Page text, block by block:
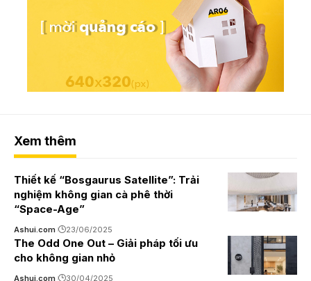
Xem thêm
Thiết kế “Bosgaurus Satellite”: Trải
nghiệm không gian cà phê thời
“Space-Age”
Ashui.com 23/06/2025
The Odd One Out – Giải pháp tối ưu
cho không gian nhỏ
Ashui.com 30/04/2025